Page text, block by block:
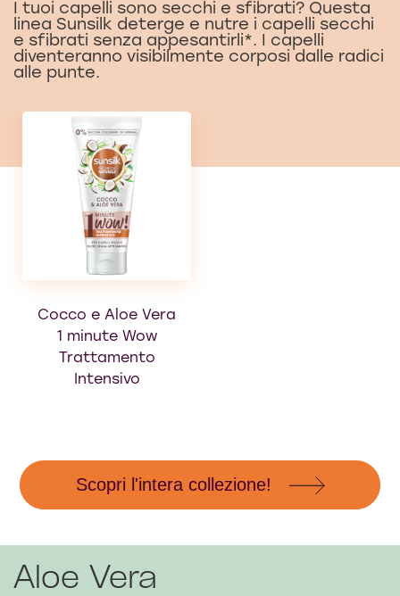
Scopri l'intera collezione!
I tuoi capelli sono secchi e sfibrati? Questa
linea Sunsilk deterge e nutre i capelli secchi
e sfibrati senza appesantirli*. I capelli
diventeranno visibilmente corposi dalle radici
alle punte.
Cocco e Aloe Vera
1 minute Wow
Trattamento
Intensivo
Aloe Vera